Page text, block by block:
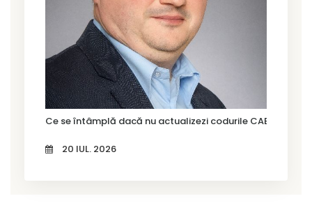
Ce se întâmplă dacă nu actualizezi codurile CAEN Rev. 3?
20 IUL. 2026